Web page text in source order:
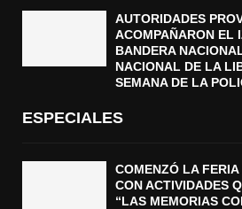
AUTORIDADES
ACOMPAÑARON EL
BANDERA
NACIONAL DE LA
SEMANA DE LA
ESPECIALES
COMENZÓ LA
CON ACTIVIDADES
“LAS MEMORIAS